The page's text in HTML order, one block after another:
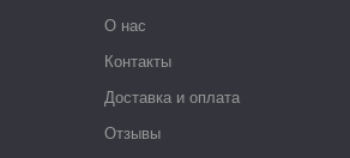
О нас
Контакты
Доставка и оплата
Отзывы